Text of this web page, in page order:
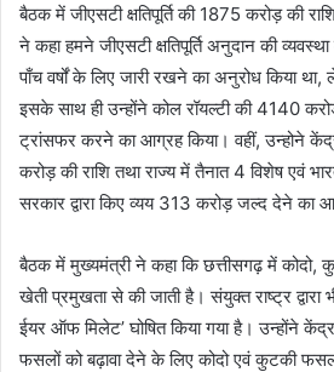
बैठक में जीएसटी क्षतिपूर्ति की 1875 करोड़ की
ने कहा हमने जीएसटी क्षतिपूर्ति अनुदान की
पाँच वर्षों के लिए जारी रखने का अनुरोध किया था,
इसके साथ ही उन्होंने कोल रॉयल्टी की 4140
ट्रांसफर करने का आग्रह किया। वहीं, उन्होने
करोड़ की राशि तथा राज्य में तैनात 4 विशेष एवं भारत
सरकार द्वारा किए व्यय 313 करोड़ जल्द देने का
बैठक में मुख्यमंत्री ने कहा कि छत्तीसगढ़ में कोदो,
खेती प्रमुखता से की जाती है। संयुक्त राष्ट्र
ईयर ऑफ मिलेट’ घोषित किया गया है। उन्होंने
फसलों को बढ़ावा देने के लिए कोदो एवं कुटकी